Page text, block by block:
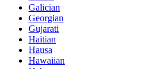
Galician
Georgian
Gujarati
Haitian
Hausa
Hawaiian